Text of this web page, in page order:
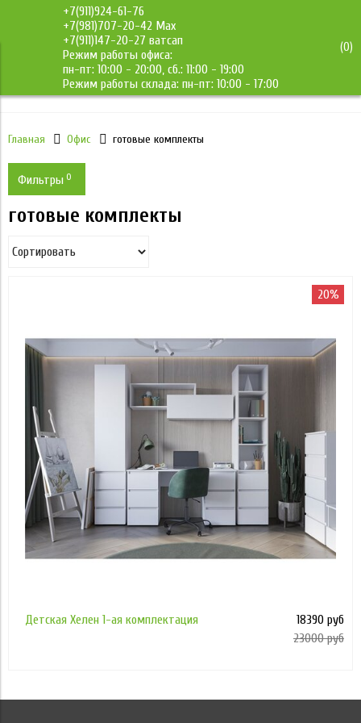
+7(911)924-61-76
+7(981)707-20-42 Max
+7(911)147-20-27 ватсап
Режим работы офиса:
пн-пт: 10:00 - 20:00, сб.: 11:00 - 19:00
Режим работы склада: пн-пт: 10:00 - 17:00
(0)
ДМС-Мебель
Главная Офис готовые комплекты
Фильтры 0
Производитель
Стенд мебель
Цена
готовые комплекты
20%
Детская Хелен 1-ая комплектация
18390 руб
23000 руб